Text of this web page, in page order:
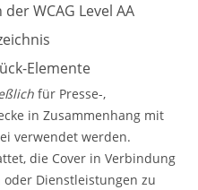
WCAG Level AA
Elemente
für Presse-,
in Zusammenhang mit
verwendet werden.
die Cover in Verbindung
Dienstleistungen zu